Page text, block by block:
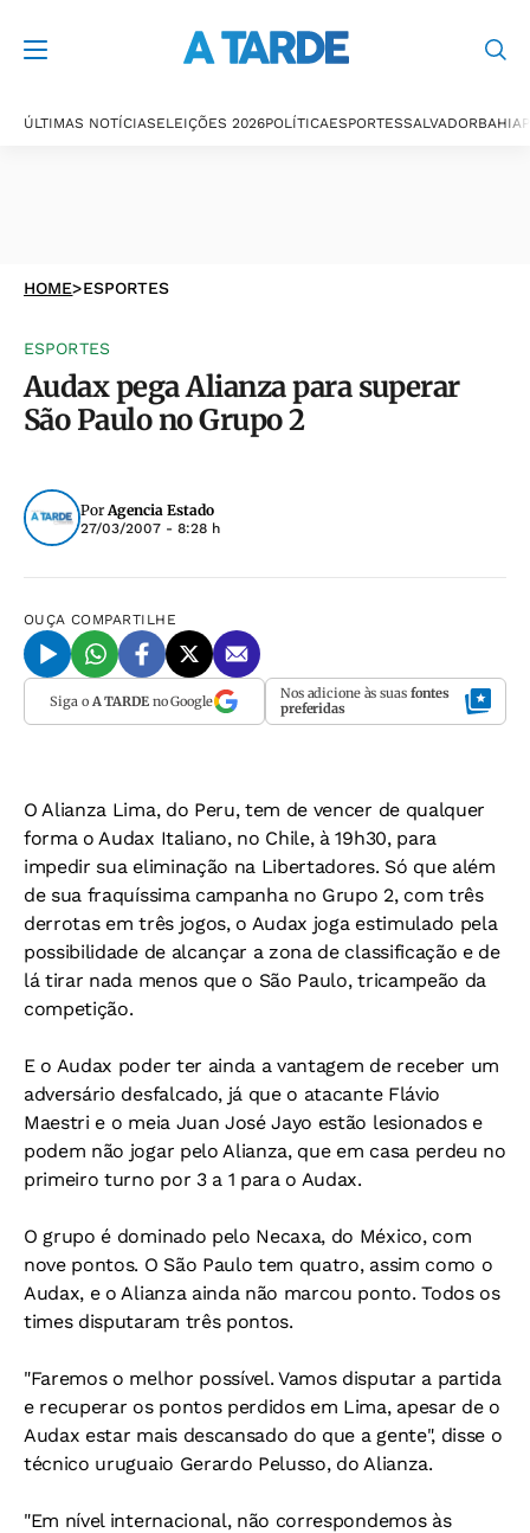
ÚLTIMAS NOTÍCIASELEIÇÕES 2026POLÍTICAESPORTESSALVADORBAHIA
HOME>ESPORTES
ESPORTES
Audax pega Alianza para superar
São Paulo no Grupo 2
PorAgencia Estado
27/03/2007 - 8:28 h
OUÇA COMPARTILHE
Siga o A TARDEno Google Nos adicione às suas fontes
preferidas
O Alianza Lima, do Peru, tem de vencer de qualquer
forma o Audax Italiano, no Chile, à 19h30, para
impedir sua eliminação na Libertadores. Só que além
de sua fraquíssima campanha no Grupo 2, com três
derrotas em três jogos, o Audax joga estimulado pela
possibilidade de alcançar a zona de classificação e de
lá tirar nada menos que o São Paulo, tricampeão da
competição.
E o Audax poder ter ainda a vantagem de receber um
adversário desfalcado, já que o atacante Flávio
Maestri e o meia Juan José Jayo estão lesionados e
podem não jogar pelo Alianza, que em casa perdeu no
primeiro turno por 3 a 1 para o Audax.
O grupo é dominado pelo Necaxa, do México, com
nove pontos. O São Paulo tem quatro, assim como o
Audax, e o Alianza ainda não marcou ponto. Todos os
times disputaram três pontos.
"Faremos o melhor possível. Vamos disputar a partida
e recuperar os pontos perdidos em Lima, apesar de o
Audax estar mais descansado do que a gente", disse o
técnico uruguaio Gerardo Pelusso, do Alianza.
"Em nível internacional, não correspondemos às